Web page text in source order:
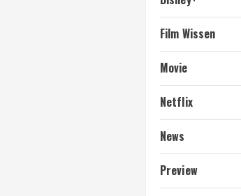
Film Wissen
Movie
Netflix
News
Preview